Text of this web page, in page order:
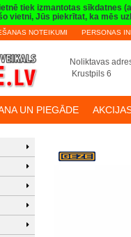
tiek izmantotas sīkdatnes
vietni, Jūs piekrītat, ka mēs
NOTEIKUMI PERSONAS
Noliktavas
Krustpils 6
UN PIEGĀDE